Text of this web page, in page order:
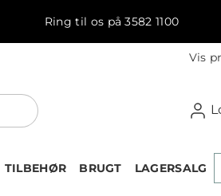
Ring til os på 3582 1100
Vis
TILBEHØR BRUGT LAGERSALG